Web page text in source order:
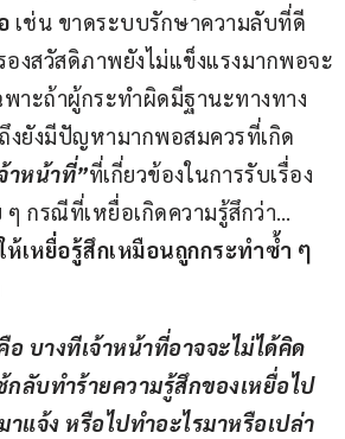
เช่น ขาดระบบรักษาความลับที่ดี
งสวัสดิภาพยังไม่แข็งแรงมากพอจะ
าะถ้าผู้กระทำผิดมีฐานะทางทาง
งยังมีปัญหามากพอสมควรที่เกิด
าหน้าที่”ที่เกี่ยวข้องในการรับเรื่อง
ๆ กรณีที่เหยื่อเกิดความรู้สึกว่า…
เหยื่อรู้สึกเหมือนถูกกระทำซ้ำ ๆ
บางทีเจ้าหน้าที่อาจจะไม่ได้คิด
กลับทำร้ายความรู้สึกของเหยื่อไป
าแจ้ง หรือไปทำอะไรมาหรือเปล่า